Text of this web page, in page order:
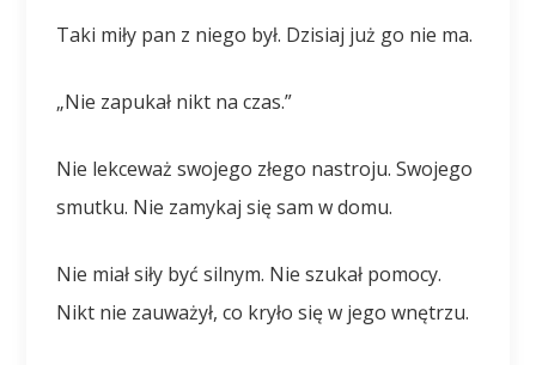
Taki miły pan z niego był. Dzisiaj już go nie ma.
„Nie zapukał nikt na czas.”
Nie lekceważ swojego złego nastroju. Swojego
smutku. Nie zamykaj się sam w domu.
Nie miał siły być silnym. Nie szukał pomocy.
Nikt nie zauważył, co kryło się w jego wnętrzu.